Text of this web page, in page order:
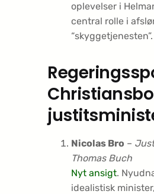
oplevelser i
central rolle i
“skyggetjenesten”.
Nicolas Bro –
Thomas Buch
Nyt ansigt.
idealistisk